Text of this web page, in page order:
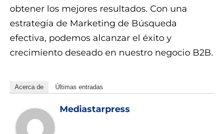
obtener los mejores resultados. Con una
estrategia de Marketing de Búsqueda
efectiva, podemos alcanzar el éxito y
crecimiento deseado en nuestro negocio B2B.
Acerca de Últimas entradas
Mediastarpress